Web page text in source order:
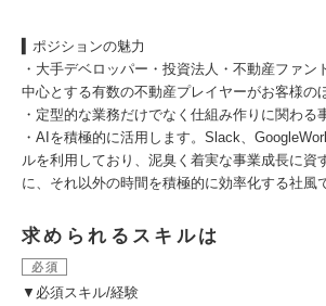
▍ポジションの魅力
・大手デベロッパー・投資法人・不動産ファン
中心とする有数の不動産プレイヤーがお客様の
・定型的な業務だけでなく仕組み作りに関わる
・AIを積極的に活用します。Slack、
ルを利用しており、泥臭く着実な事業成長に資
に、それ以外の時間を積極的に効率化する社風
求められるスキルは
必須
▼必須スキル/経験